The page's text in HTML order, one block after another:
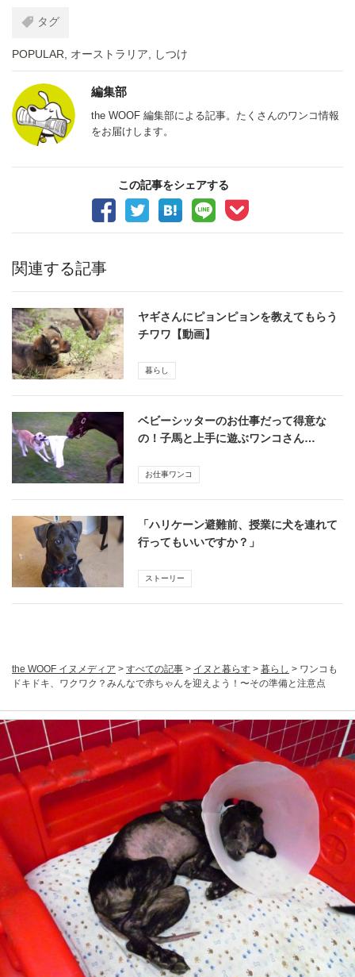
タグ
POPULAR, オーストラリア, しつけ
編集部
the WOOF 編集部による記事。たくさんのワンコ情報
をお届けします。
この記事をシェアする
関連する記事
ヤギさんにピョンピョンを教えてもらう
チワワ【動画】
暮らし
ベビーシッターのお仕事だって得意な
の！子馬と上手に遊ぶワンコさん…
お仕事ワンコ
「ハリケーン避難前、授業に犬を連れて
行ってもいいですか？」
ストーリー
the WOOF イヌメディア > すべての記事 > イヌと暮らす > 暮らし > ワンコも
ドキドキ、ワクワク？みんなで赤ちゃんを迎えよう！〜その準備と注意点